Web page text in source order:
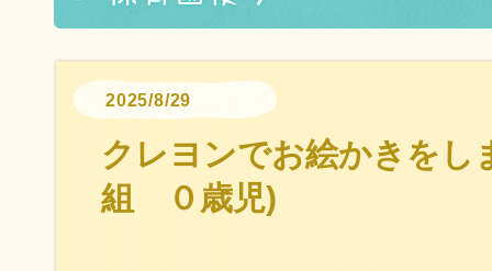
2025/8/29
クレヨンでお絵かきを
組 ０歳児)